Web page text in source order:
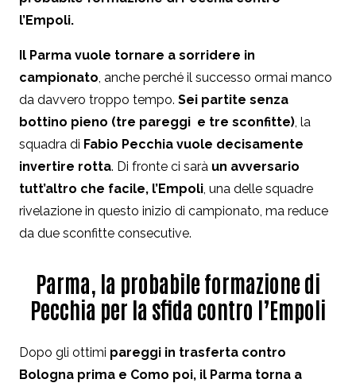
l’Empoli.
Il Parma vuole tornare a sorridere in
campionato, anche perché il successo ormai manco
da davvero troppo tempo. Sei partite senza
bottino pieno (tre pareggi e tre sconfitte), la
squadra di Fabio Pecchia vuole decisamente
invertire rotta. Di fronte ci sarà un avversario
tutt’altro che facile, l’Empoli, una delle squadre
rivelazione in questo inizio di campionato, ma reduce
da due sconfitte consecutive.
Parma, la probabile formazione di
Pecchia per la sfida contro l’Empoli
Dopo gli ottimi pareggi in trasferta contro
Bologna prima e Como poi, il Parma torna a